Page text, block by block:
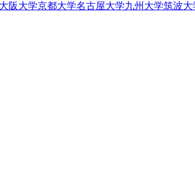
大阪大学京都大学名古屋大学九州大学筑波大